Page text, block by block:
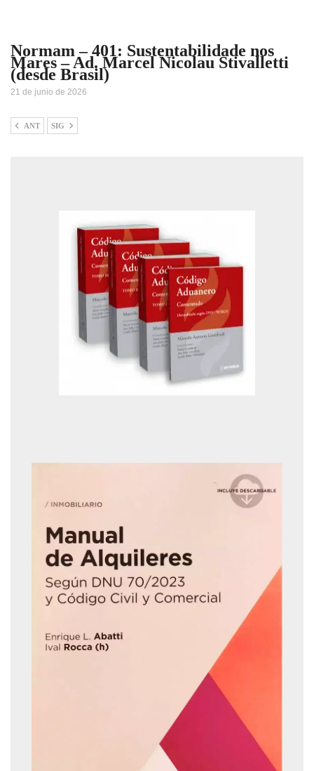
Normam – 401: Sustentabilidade nos
Mares – Ad. Marcel Nicolau Stivalletti
(desde Brasil)
21 de junio de 2026
ANT SIG